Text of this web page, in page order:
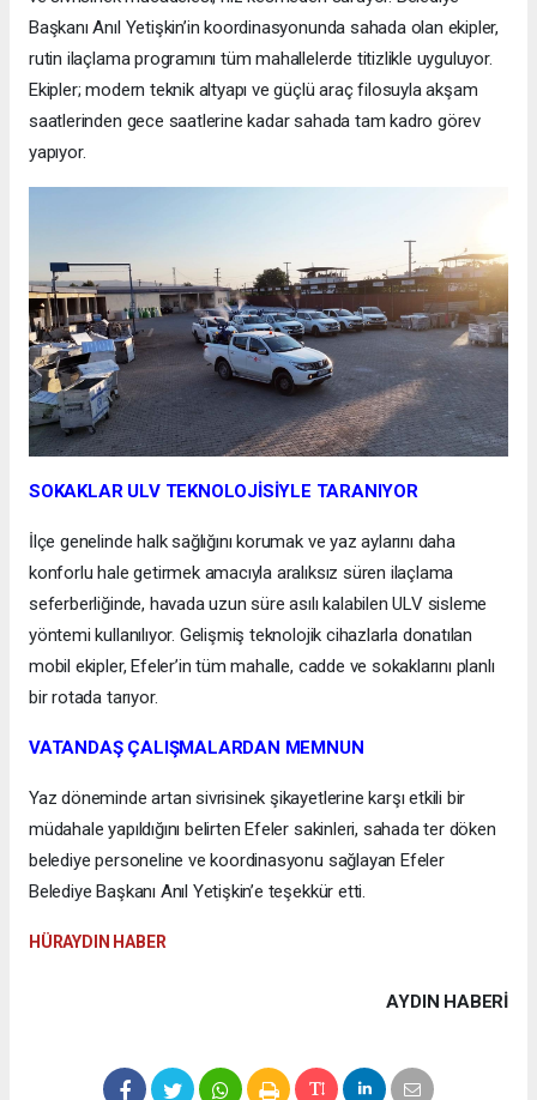
Başkanı Anıl Yetişkin’in koordinasyonunda sahada olan ekipler,
rutin ilaçlama programını tüm mahallelerde titizlikle uyguluyor.
Ekipler; modern teknik altyapı ve güçlü araç filosuyla akşam
saatlerinden gece saatlerine kadar sahada tam kadro görev
yapıyor.
SOKAKLAR ULV TEKNOLOJİSİYLE TARANIYOR
İlçe genelinde halk sağlığını korumak ve yaz aylarını daha
konforlu hale getirmek amacıyla aralıksız süren ilaçlama
seferberliğinde, havada uzun süre asılı kalabilen ULV sisleme
yöntemi kullanılıyor. Gelişmiş teknolojik cihazlarla donatılan
mobil ekipler, Efeler’in tüm mahalle, cadde ve sokaklarını planlı
bir rotada tarıyor.
VATANDAŞ ÇALIŞMALARDAN MEMNUN
Yaz döneminde artan sivrisinek şikayetlerine karşı etkili bir
müdahale yapıldığını belirten Efeler sakinleri, sahada ter döken
belediye personeline ve koordinasyonu sağlayan Efeler
Belediye Başkanı Anıl Yetişkin’e teşekkür etti.
HÜRAYDIN HABER
AYDIN HABERİ